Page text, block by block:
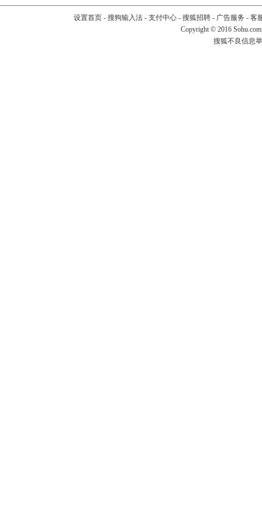
设置首页- 搜狗输入法- 支付中心- 搜狐招聘- 广告服务 - 客
Copyright © 2016
搜狐不良信息